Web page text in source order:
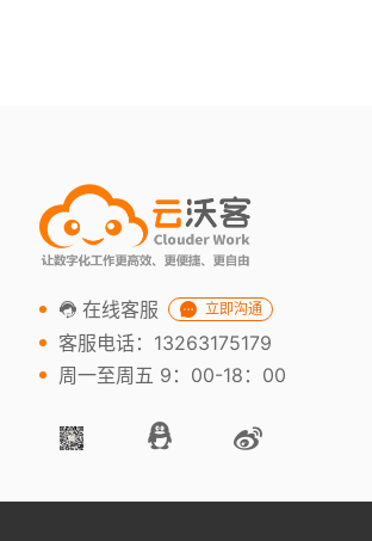
在线客服 立即沟通
客服电话：13263175179
周一至周五 9：00-18：00